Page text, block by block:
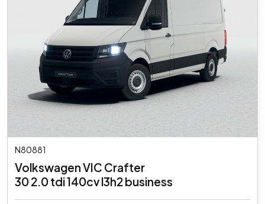
N80881
Volkswagen VIC Crafter
30 2.0 tdi 140cv l3h2 business